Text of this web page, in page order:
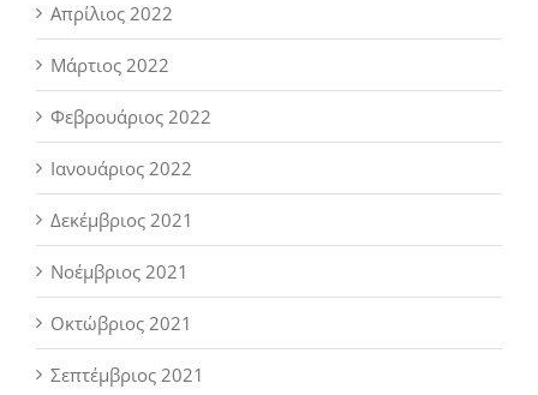
Απρίλιος 2022
Μάρτιος 2022
Φεβρουάριος 2022
Ιανουάριος 2022
Δεκέμβριος 2021
Νοέμβριος 2021
Οκτώβριος 2021
Σεπτέμβριος 2021